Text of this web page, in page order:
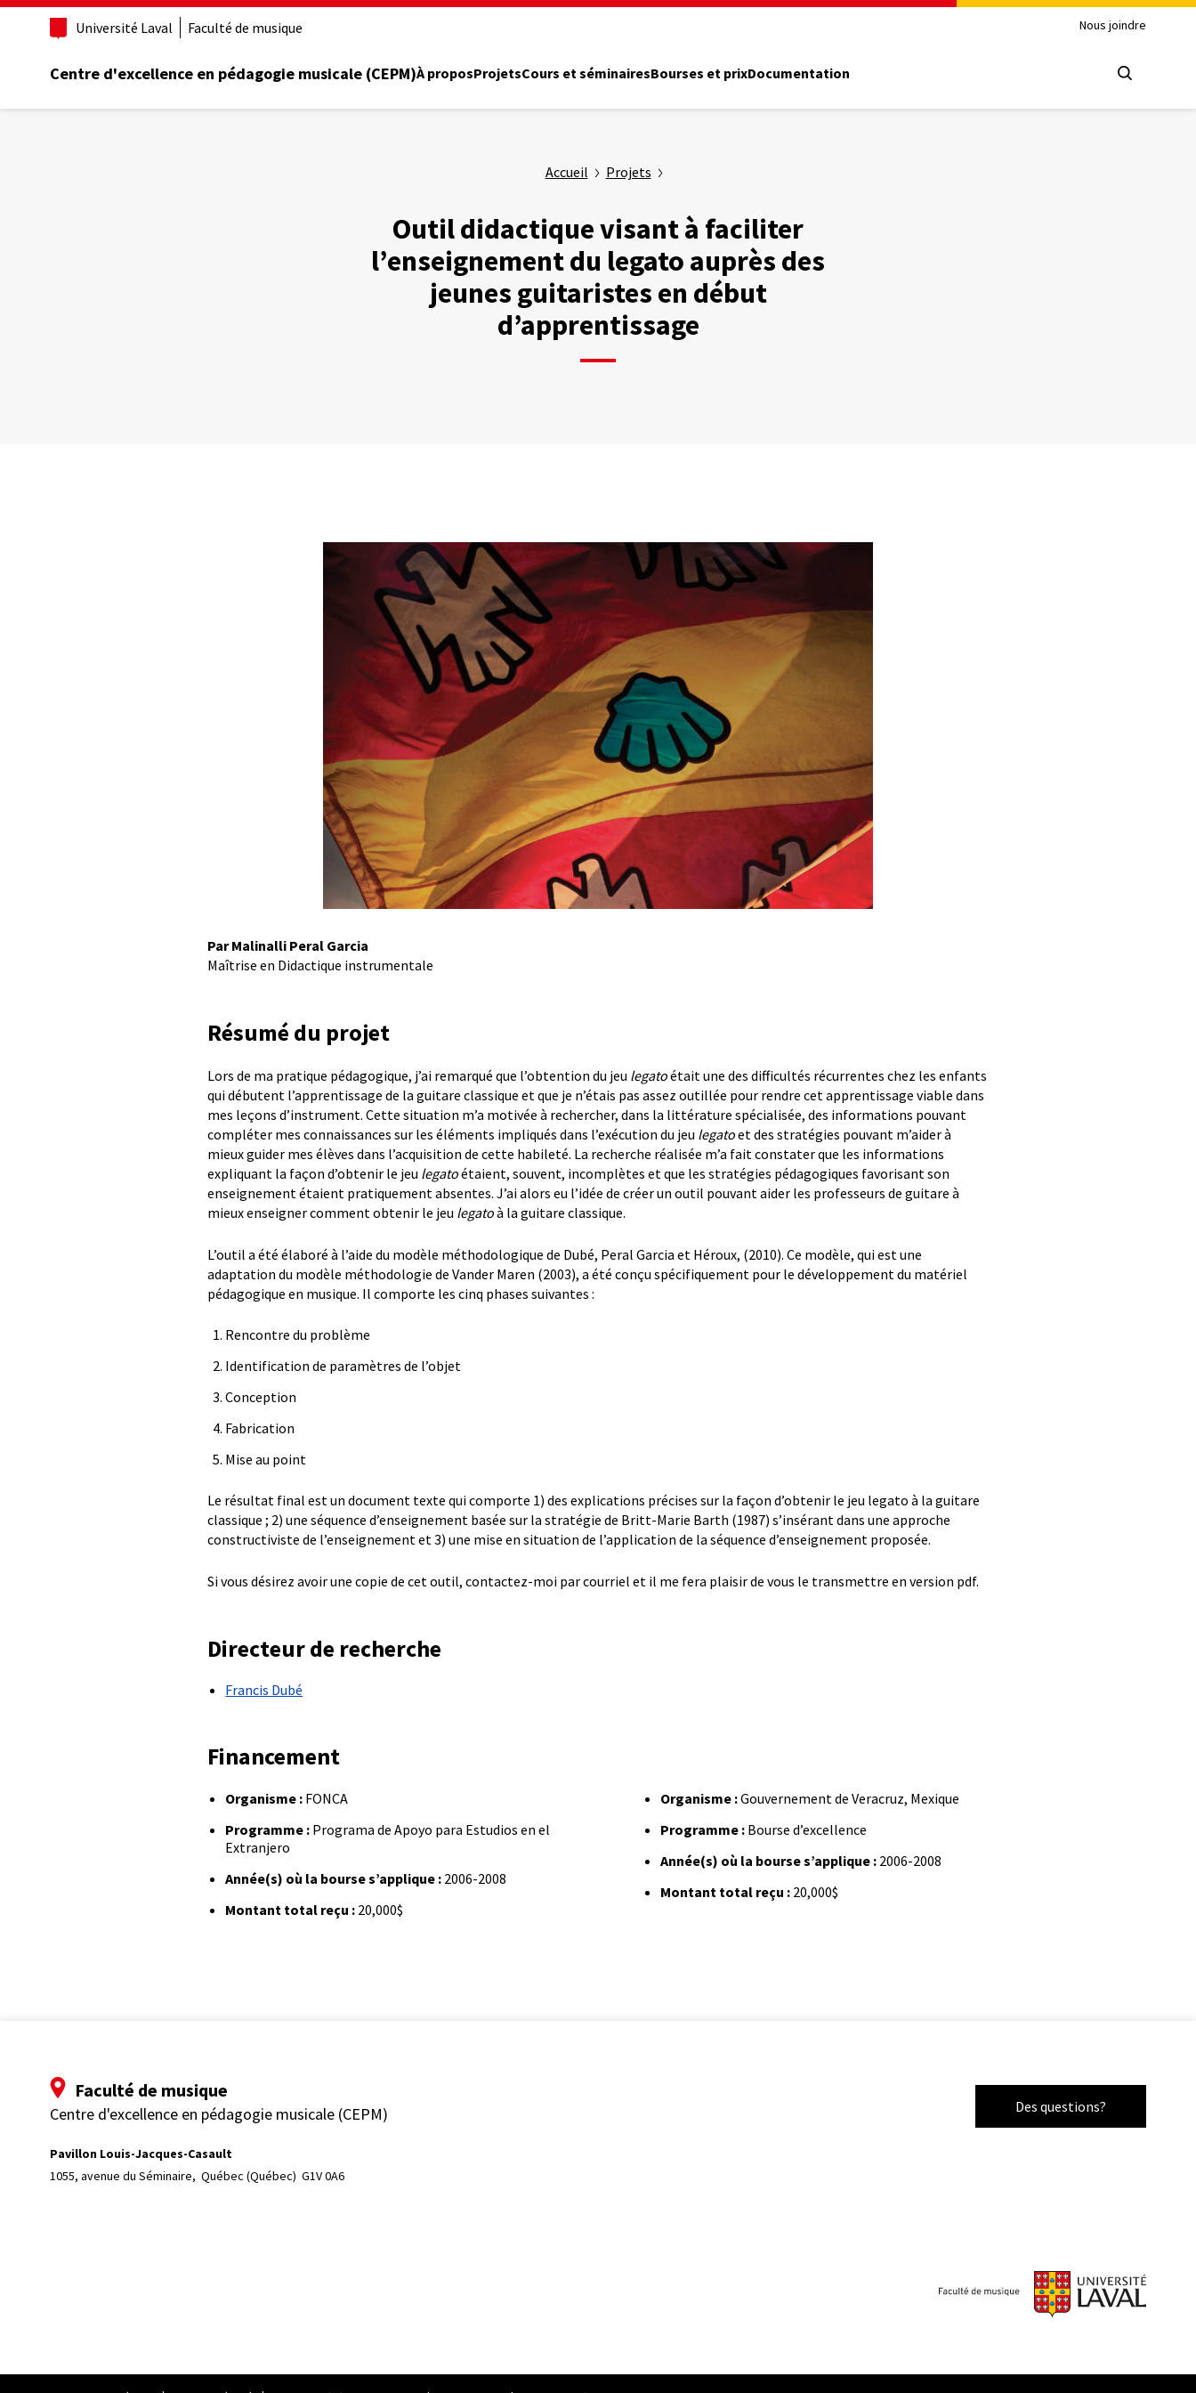
Aller
principal
Université Laval Faculté de musique Nous joindre
Centre d'excellence en pédagogie musicale (CEPM)À proposProjetsCours et séminairesBourses et prixDocumentation
Accueil Projets
Outil didactique visant à faciliter
l’enseignement du legato auprès des
jeunes guitaristes en début
d’apprentissage
Par Malinalli Peral Garcia
Maîtrise en Didactique instrumentale
Résumé du projet
Lors de ma pratique pédagogique, j’ai remarqué que l’obtention du jeu legatoétait une des difficultés récurrentes chez les enfants
qui débutent l’apprentissage de la guitare classique et que je n’étais pas assez outillée pour rendre cet apprentissage viable dans
mes leçons d’instrument. Cette situation m’a motivée à rechercher, dans la littérature spécialisée, des informations pouvant
compléter mes connaissances sur les éléments impliqués dans l’exécution du jeu legatoet des stratégies pouvant m’aider à
mieux guider mes élèves dans l’acquisition de cette habileté. La recherche réalisée m’a fait constater que les informations
expliquant la façon d’obtenir le jeu legatoétaient, souvent, incomplètes et que les stratégies pédagogiques favorisant son
enseignement étaient pratiquement absentes. J’ai alors eu l’idée de créer un outil pouvant aider les professeurs de guitare à
mieux enseigner comment obtenir le jeu legatoà la guitare classique.
L’outil a été élaboré à l’aide du modèle méthodologique de Dubé, Peral Garcia et Héroux, (2010). Ce modèle, qui est une
adaptation du modèle méthodologie de Vander Maren (2003), a été conçu spécifiquement pour le développement du matériel
pédagogique en musique. Il comporte les cinq phases suivantes :
Rencontre du problème
Identification de paramètres de l’objet
Conception
Fabrication
Mise au point
Le résultat final est un document texte qui comporte 1) des explications précises sur la façon d’obtenir le jeu legato à la guitare
classique ; 2) une séquence d’enseignement basée sur la stratégie de Britt-Marie Barth (1987) s’insérant dans une approche
constructiviste de l’enseignement et 3) une mise en situation de l’application de la séquence d’enseignement proposée.
Si vous désirez avoir une copie de cet outil, contactez-moi par courriel et il me fera plaisir de vous le transmettre en version pdf.
Directeur de recherche
Francis Dubé
Financement
Organisme : FONCA
Programme : Programa de Apoyo para Estudios en el
Extranjero
Année(s) où la bourse s’applique : 2006-2008
Montant total reçu : 20,000$
Organisme :Gouvernement de Veracruz, Mexique
Programme : Bourse d’excellence
Année(s) où la bourse s’applique : 2006-2008
Montant total reçu : 20,000$
Faculté de musique
Centre d'excellence en pédagogie musicale (CEPM)
Pavillon Louis-Jacques-Casault
1055, avenue du Séminaire, Québec (Québec)  G1V 0A6
Des questions?